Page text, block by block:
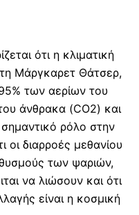
ότι η κλιματική
Μάργκαρετ Θάτσερ,
των αερίων του
άνθρακα (CO2) και
ρόλο στην
οι διαρροές μεθανίου
των ψαριών,
να λιώσουν και ότι
είναι η κοσμική